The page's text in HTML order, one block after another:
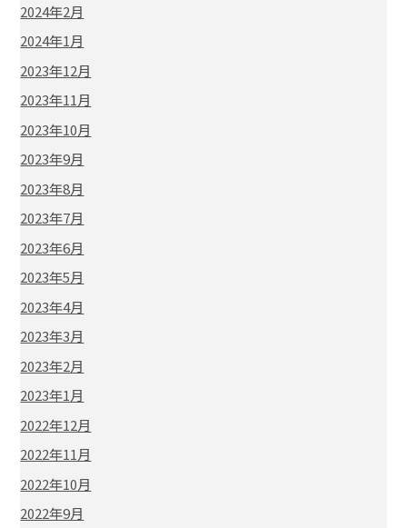
2024年2月
2024年1月
2023年12月
2023年11月
2023年10月
2023年9月
2023年8月
2023年7月
2023年6月
2023年5月
2023年4月
2023年3月
2023年2月
2023年1月
2022年12月
2022年11月
2022年10月
2022年9月